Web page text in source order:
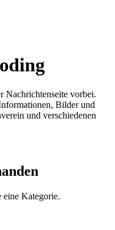
Nachrichtenseite vorbei.
Bilder und
und verschiedenen
eine Kategorie.